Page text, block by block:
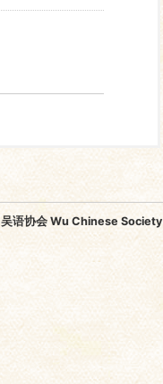
吴语协会 Wu Chinese Society